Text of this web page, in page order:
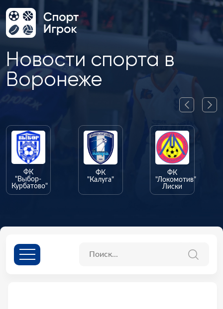
Новости спорта в
Воронеже
"Локомотив"